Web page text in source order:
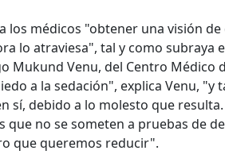
los médicos "obtener una visión
lo atraviesa", tal y como subraya
Mukund Venu, del Centro Médico
a la sedación", explica Venu, "y
sí, debido a lo molesto que
que no se someten a pruebas de
que queremos reducir".